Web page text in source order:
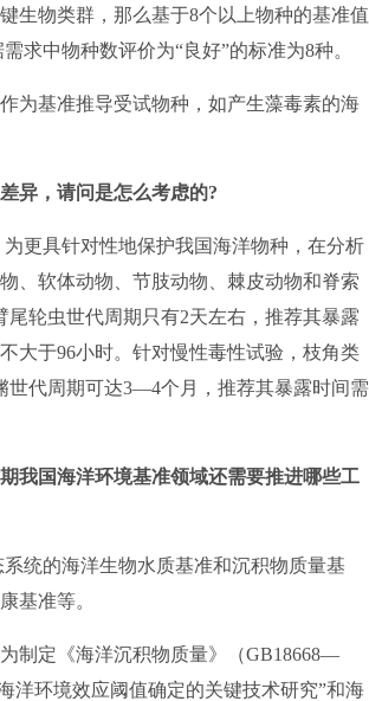
生物类群，那么基于8个以上物种的基准值
求中物种数评价为“良好”的标准为8种。
基准推导受试物种，如产生藻毒素的海
异，请问是怎么考虑的?
更具针对性地保护我国海洋物种，在分析
、软体动物、节肢动物、棘皮动物和脊索
轮虫世代周期只有2天左右，推荐其暴露
大于96小时。针对慢性毒性试验，枝角类
代周期可达3—4个月，推荐其暴露时间需
我国海洋环境基准领域还需要推进哪些工
统的海洋生物水质基准和沉积物质量基
基准等。
制定《海洋沉积物质量》（GB18668—
洋环境效应阈值确定的关键技术研究”和海